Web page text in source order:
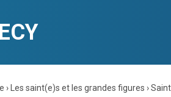
› Les saint(e)s et les grandes figures ›